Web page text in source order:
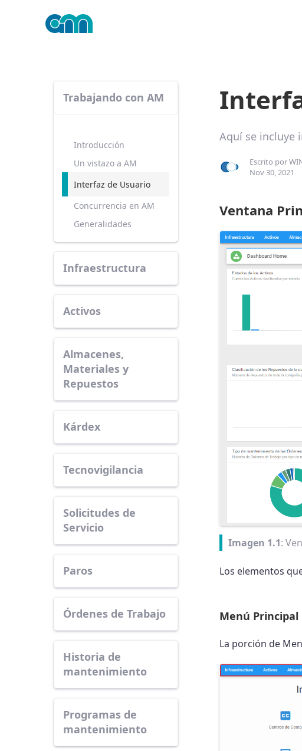
Trabajando con AM
Introducción
Un vistazo a AM
Interfaz de Usuario
Concurrencia en AM
Generalidades
Infraestructura
Activos
Almacenes,
Materiales y
Repuestos
Kárdex
Tecnovigilancia
Solicitudes de
Servicio
Paros
Órdenes de Trabajo
Historia de
mantenimiento
Programas de
mantenimiento
Aquí se incluye
Escrito por
Nov 30, 2021
Ventana
Imagen 1.1:
Los elementos
Menú Principal
La porción de